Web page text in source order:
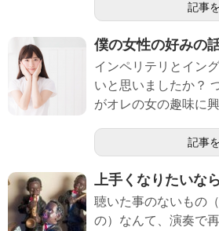
記事
僕の女性の好みの
インペリテリとイン
いと思いましたか？
がオレの女の趣味に
記事
上手くなりたいな
聴いた事のないもの
の）なんて、演奏で